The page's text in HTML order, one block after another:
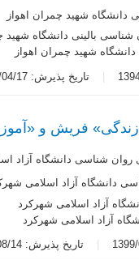
دانشگاه شهید چمران اهواز
بالینی دانشگاه شهید
شهید چمران اهواز
تاریخ پذیرش: 1395/04/17
فریش و
شناسی دانشگاه آزاد
دانشگاه آزاد اسلامی
آزاد اسلامی شهرکرد
آزاد اسلامی شهرکرد
تاریخ پذیرش: 1399/08/14